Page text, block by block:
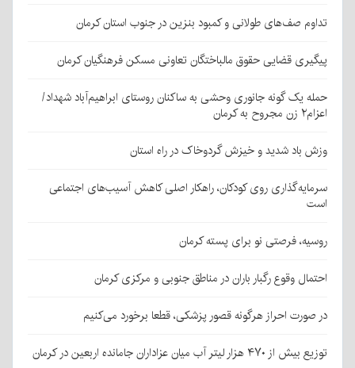
تداوم صف‌های طولانی و کمبود بنزین در جنوب استان کرمان
پیگیری قضایی حقوق مالباختگان تعاونی مسکن فرهنگیان کرمان
حمله یک گونه جانوری وحشی به ساکنان روستای ابراهیم‌آباد شهداد/
اعزام۲ زن مجروح به کرمان
وزش باد شدید و خیزش گردوخاک در راه استان
سرمایه‌گذاری روی کودکان، راهکار اصلی کاهش آسیب‌های اجتماعی
است
روسیه، فرصتی نو برای پسته کرمان
احتمال وقوع رگبار باران در مناطق جنوبی و مرکزی کرمان
در صورت احراز هرگونه قصور پزشکی، قطعا برخورد می‌کنیم
توزیع بیش از ۴۷۰ هزار لیتر آب میان عزاداران جامانده اربعین در کرمان